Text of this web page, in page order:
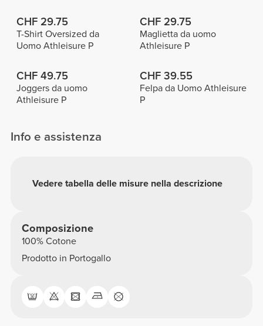
CHF 29.75
T-Shirt Oversized da
Uomo Athleisure P
CHF 29.75
Maglietta da uomo
Athleisure P
CHF 49.75
Joggers da uomo
Athleisure P
CHF 39.55
Felpa da Uomo Athleisure
P
Info e assistenza
Vedere tabella delle misure nella descrizione
Composizione
100% Cotone
Prodotto in Portogallo